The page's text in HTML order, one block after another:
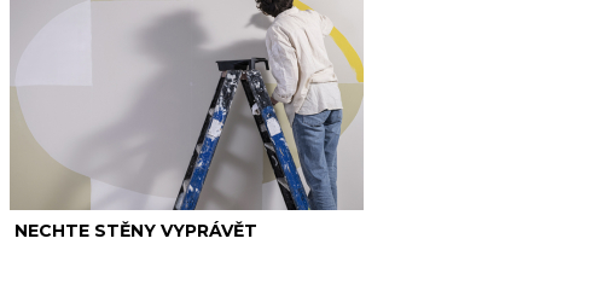
NECHTE STĚNY VYPRÁVĚT